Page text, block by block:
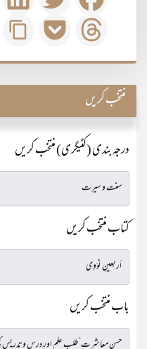
منتخب کریں
درجہ بندی (کٹیگری) منتخب کریں
کتاب منتخب کریں
باب منتخب کریں